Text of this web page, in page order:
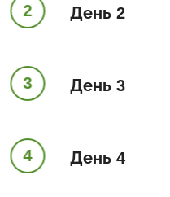
2 День 2
3 День 3
4 День 4